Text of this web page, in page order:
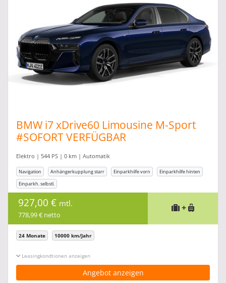
BMW i7 xDrive60 Limousine M-Sport
#SOFORT VERFÜGBAR
Elektro | 544 PS | 0 km | Automatik
Navigation Anhängerkupplung starr Einparkhilfe vorn
Einparkhilfe hinten
Einparkh. selbstl.
927,00 € mtl.
778,99 € netto
+
24 Monate 10000 km/Jahr
Leasingkonditionen ein-/ausblenden
Angebot anzeigen